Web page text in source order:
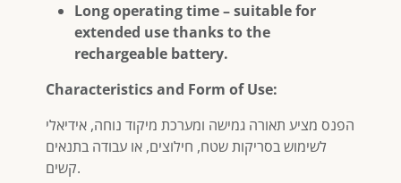
Long operating time – suitable for
extended use thanks to the
rechargeable battery.
Characteristics and Form of Use:
הפנס מציע תאורה גמישה ומערכת מיקוד נוחה, אידיאלי
לשימוש בסריקות שטח, חילוצים, או עבודה בתנאים
קשים.